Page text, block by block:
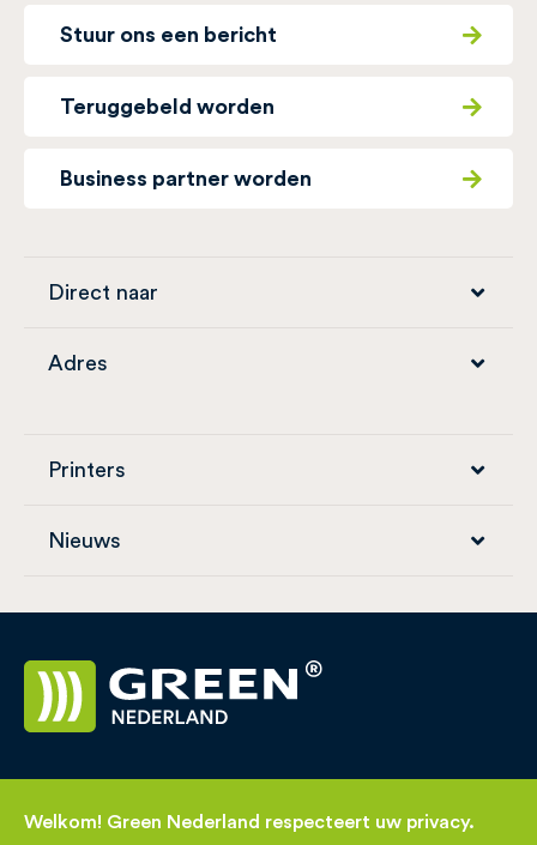
Stuur ons een bericht
Teruggebeld worden
Business partner worden
Direct naar
Adres
Printers
Nieuws
Welkom! Green Nederland respecteert uw privacy.